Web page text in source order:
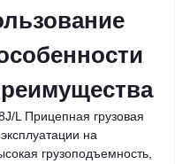
L Прицепная грузовая
на
грузоподъемность,